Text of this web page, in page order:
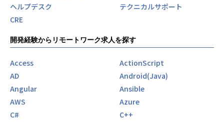
ヘルプデスク
テクニカルサポート
CRE
開発経験からリモートワーク求人を探す
Access
ActionScript
AD
Android(Java)
Angular
Ansible
AWS
Azure
C#
C++